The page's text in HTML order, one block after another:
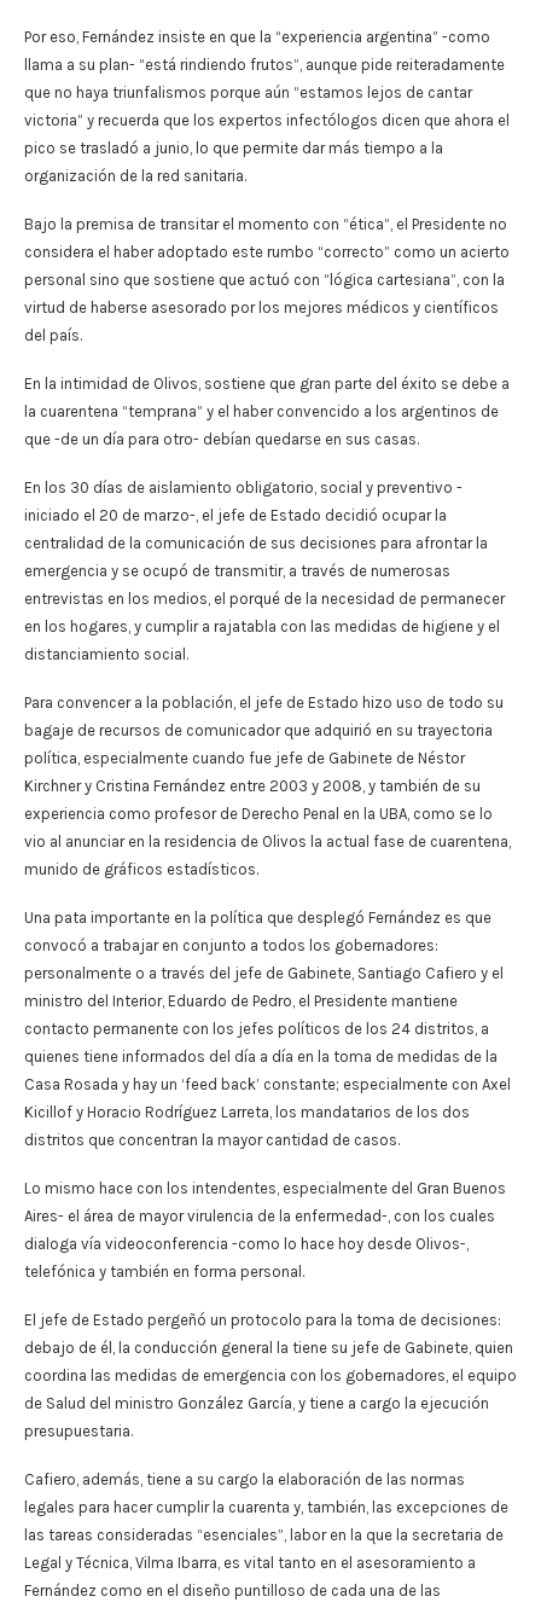
Por eso, Fernández insiste en que la “experiencia argentina” -como
llama a su plan- “está rindiendo frutos”, aunque pide reiteradamente
que no haya triunfalismos porque aún “estamos lejos de cantar
victoria” y recuerda que los expertos infectólogos dicen que ahora el
pico se trasladó a junio, lo que permite dar más tiempo a la
organización de la red sanitaria.
Bajo la premisa de transitar el momento con “ética”, el Presidente no
considera el haber adoptado este rumbo “correcto” como un acierto
personal sino que sostiene que actuó con “lógica cartesiana”, con la
virtud de haberse asesorado por los mejores médicos y científicos
del país.
En la intimidad de Olivos, sostiene que gran parte del éxito se debe a
la cuarentena “temprana” y el haber convencido a los argentinos de
que -de un día para otro- debían quedarse en sus casas.
En los 30 días de aislamiento obligatorio, social y preventivo -
iniciado el 20 de marzo-, el jefe de Estado decidió ocupar la
centralidad de la comunicación de sus decisiones para afrontar la
emergencia y se ocupó de transmitir, a través de numerosas
entrevistas en los medios, el porqué de la necesidad de permanecer
en los hogares, y cumplir a rajatabla con las medidas de higiene y el
distanciamiento social.
Para convencer a la población, el jefe de Estado hizo uso de todo su
bagaje de recursos de comunicador que adquirió en su trayectoria
política, especialmente cuando fue jefe de Gabinete de Néstor
Kirchner y Cristina Fernández entre 2003 y 2008, y también de su
experiencia como profesor de Derecho Penal en la UBA, como se lo
vio al anunciar en la residencia de Olivos la actual fase de cuarentena,
munido de gráficos estadísticos.
Una pata importante en la política que desplegó Fernández es que
convocó a trabajar en conjunto a todos los gobernadores:
personalmente o a través del jefe de Gabinete, Santiago Cafiero y el
ministro del Interior, Eduardo de Pedro, el Presidente mantiene
contacto permanente con los jefes políticos de los 24 distritos, a
quienes tiene informados del día a día en la toma de medidas de la
Casa Rosada y hay un ‘feed back’ constante; especialmente con Axel
Kicillof y Horacio Rodríguez Larreta, los mandatarios de los dos
distritos que concentran la mayor cantidad de casos.
Lo mismo hace con los intendentes, especialmente del Gran Buenos
Aires- el área de mayor virulencia de la enfermedad-, con los cuales
dialoga vía videoconferencia -como lo hace hoy desde Olivos-,
telefónica y también en forma personal.
El jefe de Estado pergeñó un protocolo para la toma de decisiones:
debajo de él, la conducción general la tiene su jefe de Gabinete, quien
coordina las medidas de emergencia con los gobernadores, el equipo
de Salud del ministro González García, y tiene a cargo la ejecución
presupuestaria.
Cafiero, además, tiene a su cargo la elaboración de las normas
legales para hacer cumplir la cuarenta y, también, las excepciones de
las tareas consideradas “esenciales”, labor en la que la secretaria de
Legal y Técnica, Vilma Ibarra, es vital tanto en el asesoramiento a
Fernández como en el diseño puntilloso de cada una de las